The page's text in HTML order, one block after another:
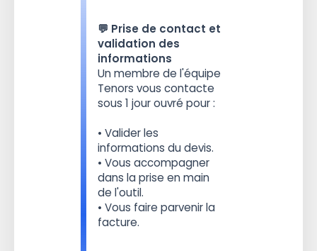
💬 Prise de contact et
validation des
informations
Un membre de l'équipe
Tenors vous contacte
sous 1 jour ouvré pour :
• Valider les
informations du devis.
• Vous accompagner
dans la prise en main
de l'outil.
• Vous faire parvenir la
facture.